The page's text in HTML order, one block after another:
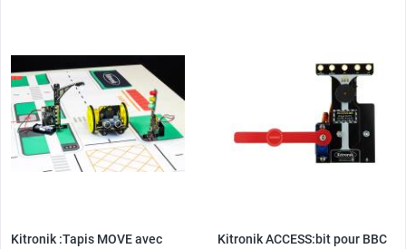
Kitronik :Tapis MOVE avec
Kitronik ACCESS:bit pour BBC